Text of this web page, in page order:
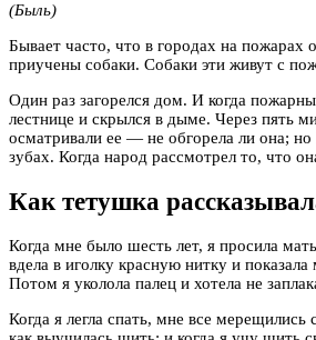
(Быль)
Бывает часто, что в городах на пожарах
приучены собаки. Собаки эти живут с
Один раз загорелся дом. И когда
лестнице и скрылся в дыме. Через пять
осматривали ее — не обгорела ли она;
зубах. Когда народ рассмотрел то, что
Как тетушка
Когда мне было шесть лет, я просила
вдела в иголку красную нитку и
Потом я уколола палец и хотела не
Когда я легла спать, мне все